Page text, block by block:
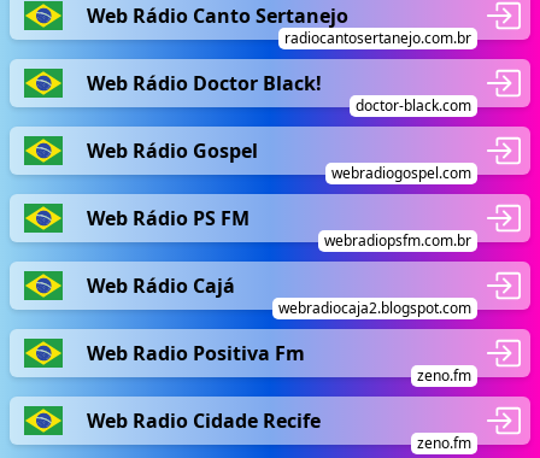
Web Rádio Canto Sertanejo
radiocantosertanejo.com.br
Web Rádio Doctor Black!
doctor-black.com
Web Rádio Gospel
webradiogospel.com
Web Rádio PS FM
webradiopsfm.com.br
Web Rádio Cajá
webradiocaja2.blogspot.com
Web Radio Positiva Fm
zeno.fm
Web Radio Cidade Recife
zeno.fm